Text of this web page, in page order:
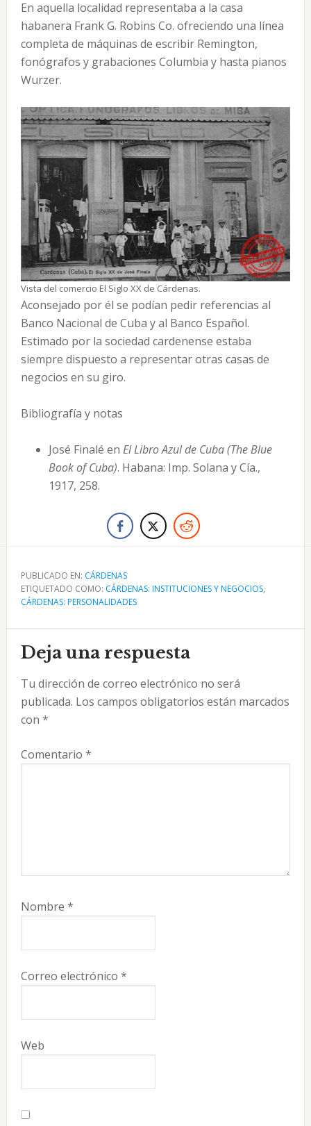
En aquella localidad representaba a la casa
habanera Frank G. Robins Co. ofreciendo una línea
completa de máquinas de escribir Remington,
fonógrafos y grabaciones Columbia y hasta pianos
Wurzer.
Vista del comercio El Siglo XX de Cárdenas.
Aconsejado por él se podían pedir referencias al
Banco Nacional de Cuba y al Banco Español.
Estimado por la sociedad cardenense estaba
siempre dispuesto a representar otras casas de
negocios en su giro.
Bibliografía y notas
José Finalé en El Libro Azul de Cuba (The Blue
Book of Cuba). Habana: Imp. Solana y Cía.,
1917, 258.
PUBLICADO EN: CÁRDENAS
ETIQUETADO COMO: CÁRDENAS: INSTITUCIONES Y NEGOCIOS,
CÁRDENAS: PERSONALIDADES
Interacciones
con
los
lectores
Deja una respuesta
Tu dirección de correo electrónico no será
publicada. Los campos obligatorios están marcados
con *
Comentario *
Nombre *
Correo electrónico *
Web